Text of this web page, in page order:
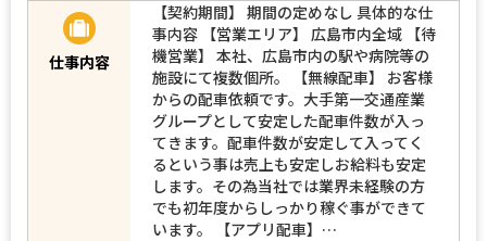
仕事内容
【契約期間】 期間の定めなし 具体的な仕
事内容 【営業エリア】 広島市内全域 【待
機営業】 本社、広島市内の駅や病院等の
施設にて複数個所。 【無線配車】 お客様
からの配車依頼です。大手第一交通産業
グループとして安定した配車件数が入っ
てきます。配車件数が安定して入ってく
るという事は売上も安定しお給料も安定
します。その為当社では業界未経験の方
でも初年度からしっかり稼ぐ事ができて
います。 【アプリ配車】…